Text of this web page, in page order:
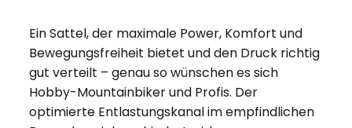
Ein Sattel, der maximale Power, Komfort und
Bewegungsfreiheit bietet und den Druck richtig
gut verteilt – genau so wünschen es sich
Hobby-Mountainbiker und Profis. Der
optimierte Entlastungskanal im empfindlichen